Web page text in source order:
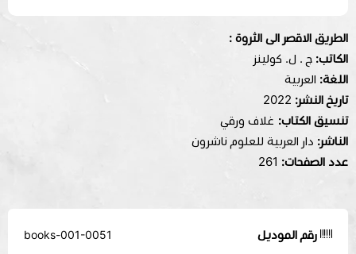
الطريق الاقصر الى الثروة :
الكاتب: ج . ل. كولينز
اللغة: العربية
تاريخ النشر:
تنسيق الكتاب: غلاف ورقي
الناشر: دار العربية للعلوم ناشرون
عدد الصفحات:
رقم الموديل books-001-0051